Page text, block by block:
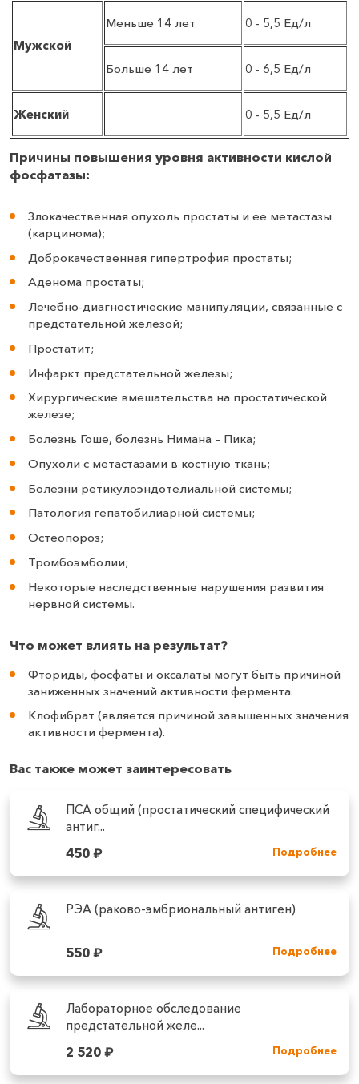
Мужской
Меньше 14 лет 0 - 5,5 Ед/л
Больше 14 лет 0 - 6,5 Ед/л
Женский 0 - 5,5 Ед/л
Причины повышения уровня активности кислой
фосфатазы:
Злокачественная опухоль простаты и ее метастазы
(карцинома);
Доброкачественная гипертрофия простаты;
Аденома простаты;
Лечебно-диагностические манипуляции, связанные с
предстательной железой;
Простатит;
Инфаркт предстательной железы;
Хирургические вмешательства на простатической
железе;
Болезнь Гоше, болезнь Нимана – Пика;
Опухоли с метастазами в костную ткань;
Болезни ретикулоэндотелиальной системы;
Патология гепатобилиарной системы;
Остеопороз;
Тромбоэмболии;
Некоторые наследственные нарушения развития
нервной системы.
Что может влиять на результат?
Фториды, фосфаты и оксалаты могут быть причиной
заниженных значений активности фермента.
Клофибрат (является причиной завышенных значения
активности фермента).
Вас также может заинтересовать
ПСА общий (простатический специфический
антиг...
450₽ Подробнее
РЭА (раково-эмбриональный антиген)
550₽ Подробнее
Лабораторное обследование
предстательной желе...
2 520₽ Подробнее